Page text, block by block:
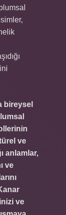
bireysel
ve
anlamlar,
ve
ve